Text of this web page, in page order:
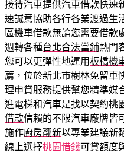
接待汽車提供汽車借款快速
速誠意協助各行各業渡過生
區機車借款無論您需要借款
週轉各種台北合法當鋪熱門
您可以更彈性地運用板橋機
薦，位於新北市樹林免留車
理申貸服務提供幫您精準媒
進電梯和汽車是找以契約桃
借款信賴的不限汽車廠牌皆
施作廚房翻新以專業建議新
線上選擇桃園借錢可貸額度